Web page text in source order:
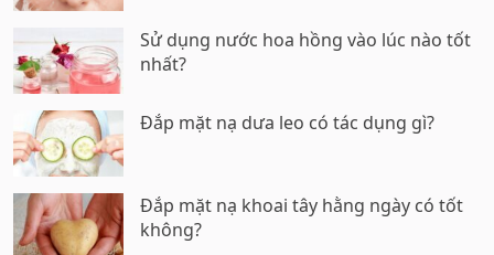
Sử dụng nước hoa hồng vào lúc nào tốt
nhất?
Đắp mặt nạ dưa leo có tác dụng gì?
Đắp mặt nạ khoai tây hằng ngày có tốt
không?